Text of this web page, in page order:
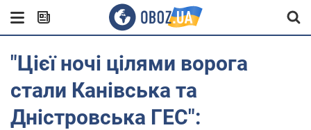
"Цієї ночі цілями ворога
стали Канівська та
Дністровська ГЕС":